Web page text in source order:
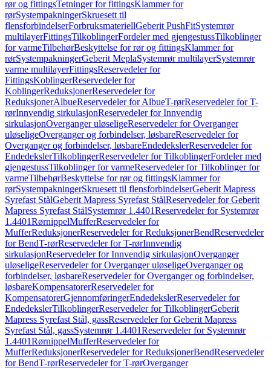
rør og fittingsTetninger for fittingsKlammer for
rørSystempakningerSkruesett til
flensforbindelserForbruksmateriellGeberit PushFitSystemrør
multilayerFittingsTilkoblingerFordeler med gjengestussTilkoblinger
for varmeTilbehørBeskyttelse for rør og fittingsKlammer for
rørSystempakningerGeberit MeplaSystemrør multilayerSystemrør
varme multilayerFittingsReservedeler for
FittingsKoblingerReservedeler for
KoblingerReduksjonerReservedeler for
ReduksjonerAlbueReservedeler for AlbueT-rørReservedeler for T-
rørInnvendig sirkulasjonReservedeler for Innvendig
sirkulasjonOverganger uløseligeReservedeler for Overganger
uløseligeOverganger og forbindelser, løsbareReservedeler for
Overganger og forbindelser, løsbareEndedekslerReservedeler for
EndedekslerTilkoblingerReservedeler for TilkoblingerFordeler med
gjengestussTilkoblinger for varmeReservedeler for Tilkoblinger for
varmeTilbehørBeskyttelse for rør og fittingsKlammer for
rørSystempakningerSkruesett til flensforbindelserGeberit Mapress
Syrefast StålGeberit Mapress Syrefast StålReservedeler for Geberit
Mapress Syrefast StålSystemrør 1.4401Reservedeler for Systemrør
1.4401RørnippelMufferReservedeler for
MufferReduksjonerReservedeler for ReduksjonerBendReservedeler
for BendT-rørReservedeler for T-rørInnvendig
sirkulasjonReservedeler for Innvendig sirkulasjonOverganger
uløseligeReservedeler for Overganger uløseligeOverganger og
forbindelser, løsbareReservedeler for Overganger og forbindelser,
løsbareKompensatorerReservedeler for
KompensatorerGjennomføringerEndedekslerReservedeler for
EndedekslerTilkoblingerReservedeler for TilkoblingerGeberit
Mapress Syrefast Stål, gassReservedeler for Geberit Mapress
Syrefast Stål, gassSystemrør 1.4401Reservedeler for Systemrør
1.4401RørnippelMufferReservedeler for
MufferReduksjonerReservedeler for ReduksjonerBendReservedeler
for BendT-rørReservedeler for T-rørOverganger